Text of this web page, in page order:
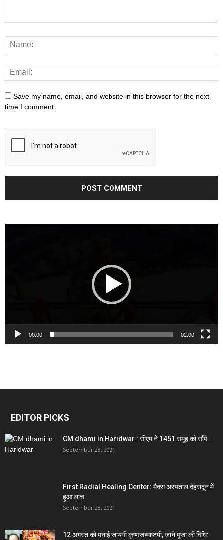
Save my name, email, and website in this browser for the next
time I comment.
00:00 02:00
EDITOR PICKS
CM dhami in Haridwar : सीएम ने 1451 समूह को सौंपे...
September 28, 2021
First Radial Healing Center: मैक्स अस्पताल देहरादून में
हुआ लांच
September 28, 2021
12 अगस्त को मनाई जायगी कृष्णजन्माष्टमी, जाने पूजा की विधि: